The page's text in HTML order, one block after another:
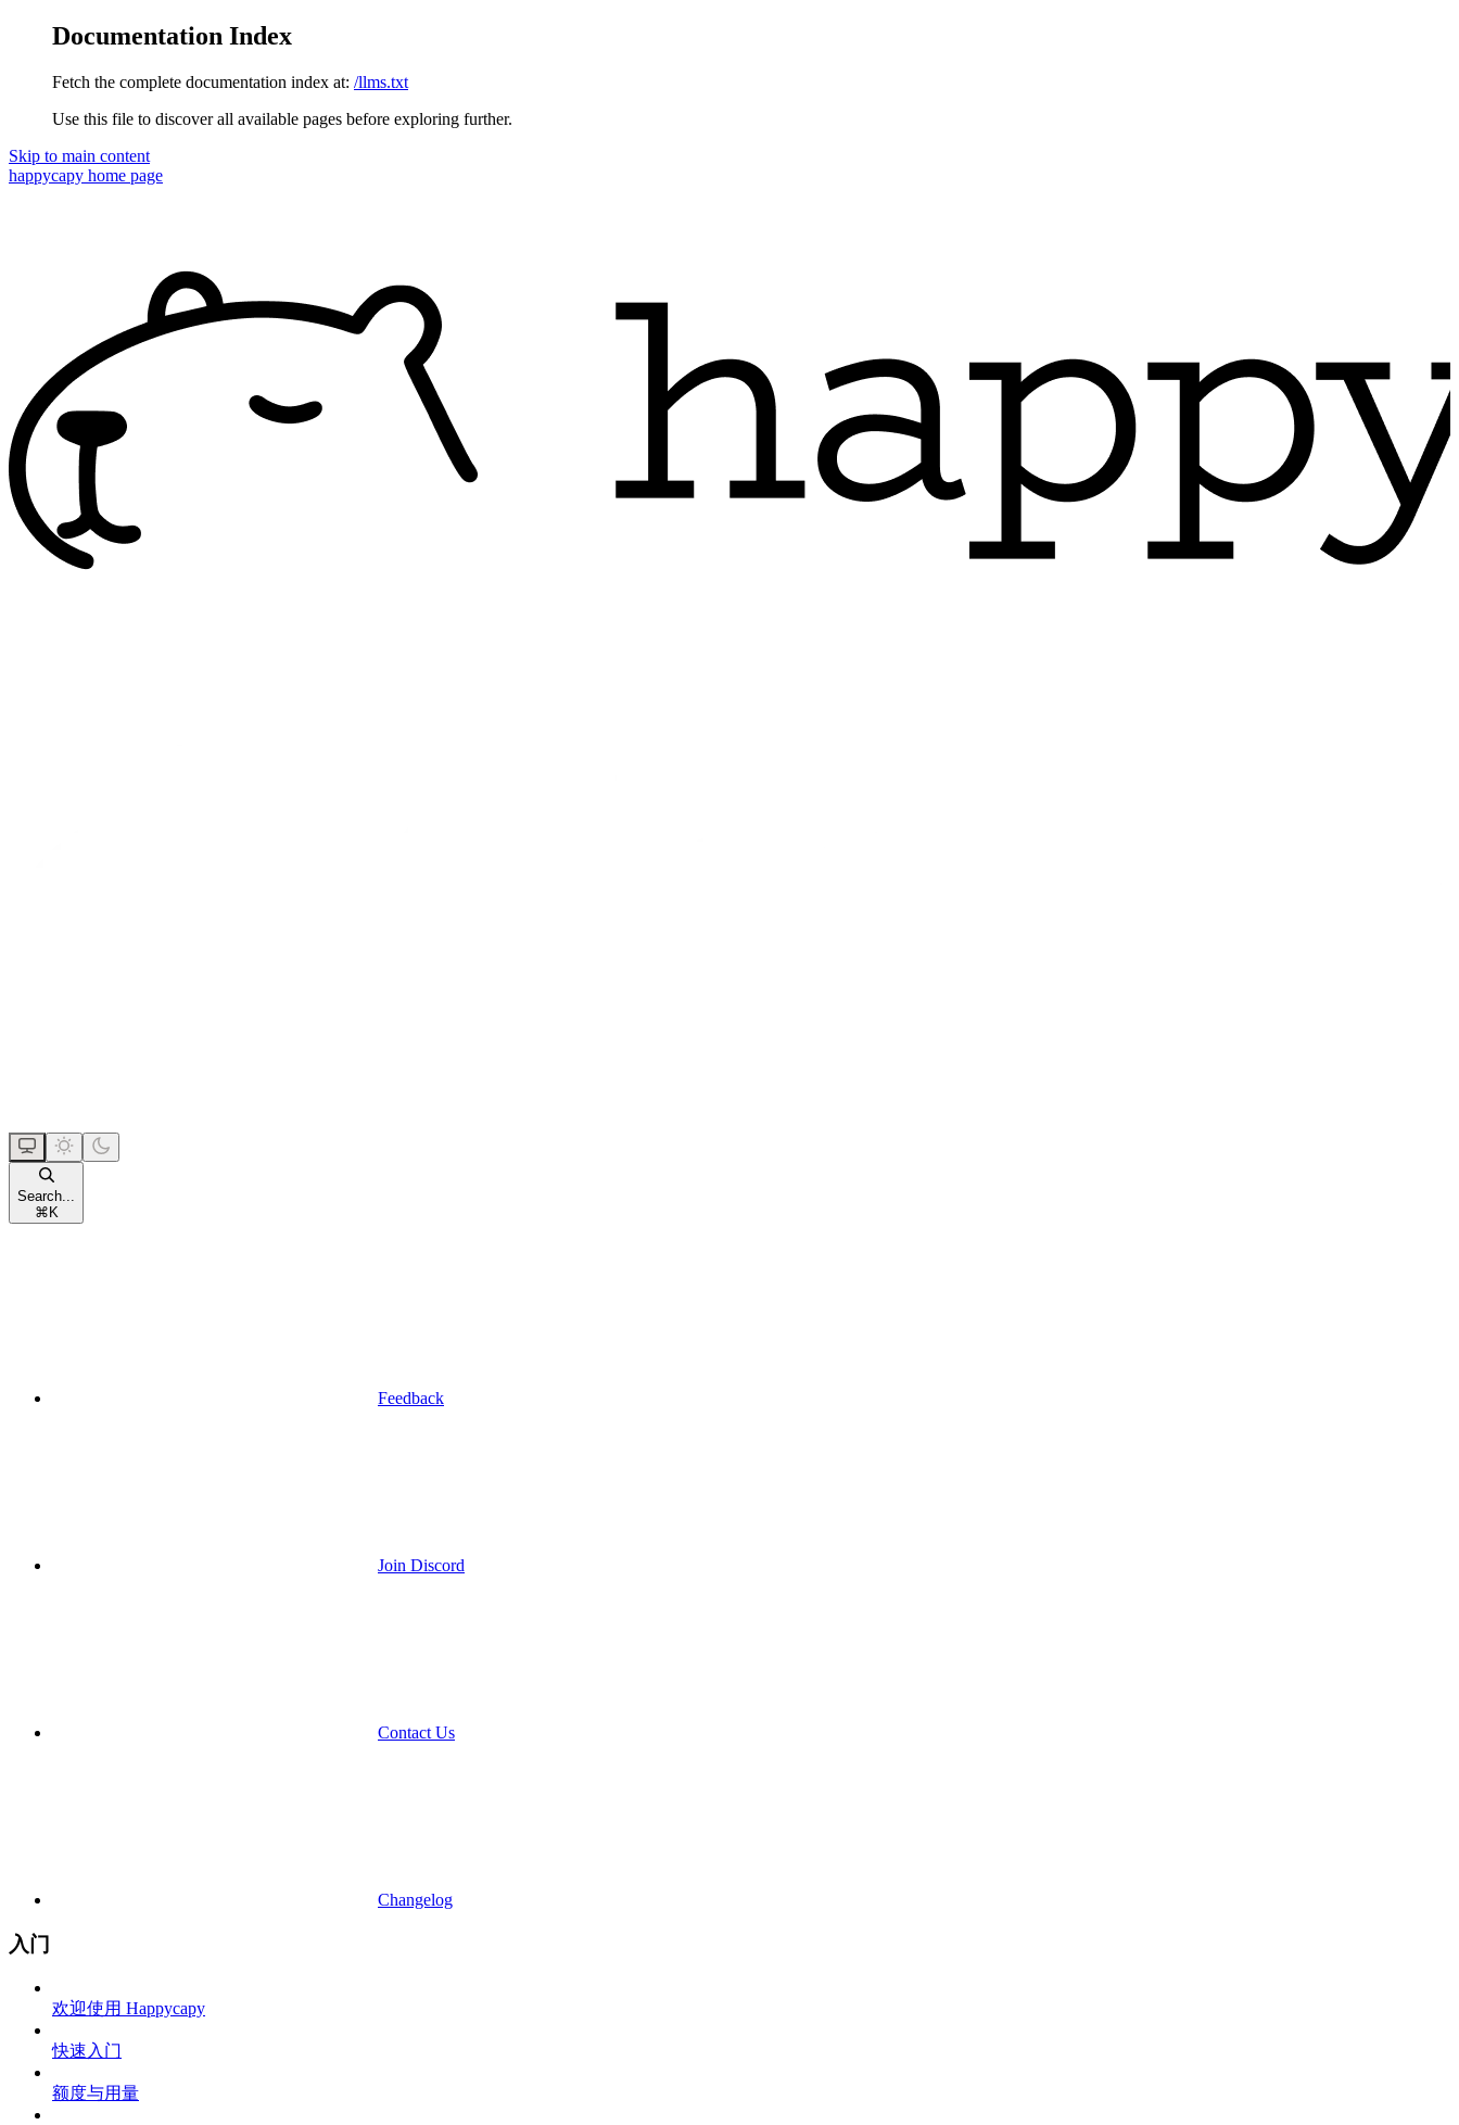
Documentation Index
Fetch the complete documentation index at: /llms.txt
Use this file to discover all available pages before exploring further.
Skip to main content
happycapy home page
Search...
⌘ K
Feedback
Join Discord
Contact Us
Changelog
入门
欢迎使用 Happycapy
快速入门
额度与用量